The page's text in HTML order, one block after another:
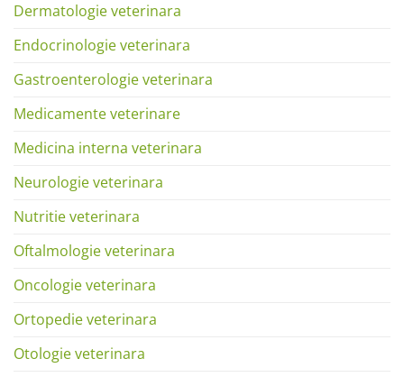
Dermatologie veterinara
Endocrinologie veterinara
Gastroenterologie veterinara
Medicamente veterinare
Medicina interna veterinara
Neurologie veterinara
Nutritie veterinara
Oftalmologie veterinara
Oncologie veterinara
Ortopedie veterinara
Otologie veterinara